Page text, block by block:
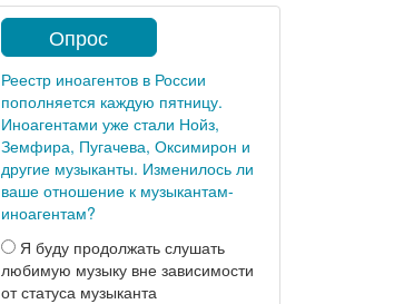
Опрос
Реестр иноагентов в России
пополняется каждую пятницу.
Иноагентами уже стали Нойз,
Земфира, Пугачева, Оксимирон и
другие музыканты. Изменилось ли
ваше отношение к музыкантам-
иноагентам?
Я буду продолжать слушать
любимую музыку вне зависимости
от статуса музыканта